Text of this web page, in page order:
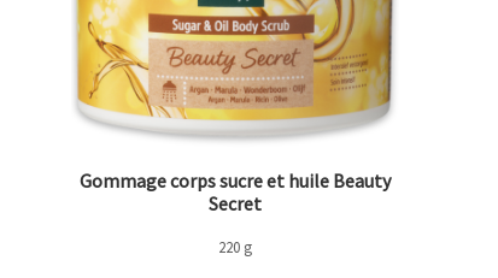
Gommage corps sucre et huile Beauty
Secret
220 g